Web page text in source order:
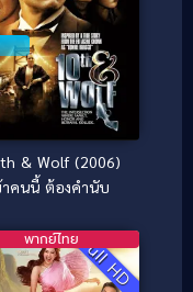
& Wolf (2006)
คนนี้ ต้องคำนับ
Full HD
พากย์ไทย